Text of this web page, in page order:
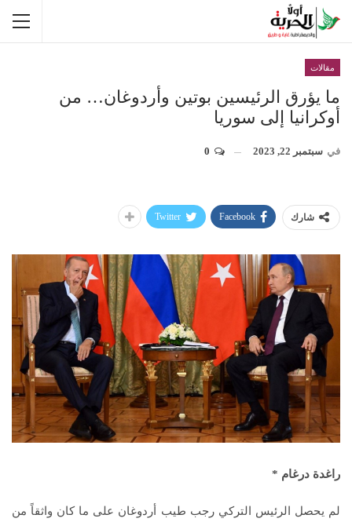
مقالات
ما يؤرق الرئيسين بوتين وأردوغان… من
أوكرانيا إلى سوريا
في سبتمبر 22, 2023
شارك Facebook
Twitter
راغدة درغام *
لم يحصل الرئيس التركي رجب طيب أردوغان على ما كان واثقاً من